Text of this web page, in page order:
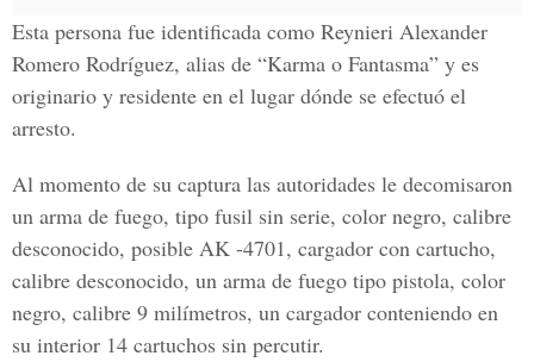
Esta persona fue identificada como Reynieri Alexander
Romero Rodríguez, alias de “Karma o Fantasma” y es
originario y residente en el lugar dónde se efectuó el
arresto.
Al momento de su captura las autoridades le decomisaron
un arma de fuego, tipo fusil sin serie, color negro, calibre
desconocido, posible AK -4701, cargador con cartucho,
calibre desconocido, un arma de fuego tipo pistola, color
negro, calibre 9 milímetros, un cargador conteniendo en
su interior 14 cartuchos sin percutir.